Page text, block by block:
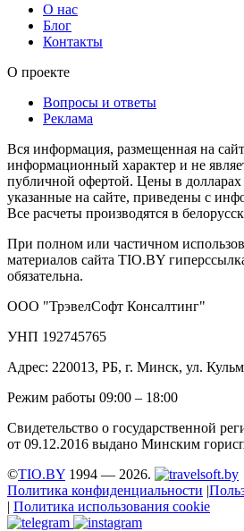
О нас
Блог
Контакты
О проекте
Вопросы и ответы
Реклама
Вся информация, размещенная на
информационный характер и не
публичной офертой. Цены в
указанные на сайте, приведены с
Все расчеты производятся в
При полном или частичном
материалов сайта TIO.BY
обязательна.
ООО "ТрэвелСофт Консалтинг"
УНП 192745765
Адрес: 220013, РБ, г. Минск, ул.
Режим работы 09:00 – 18:00
Свидетельство о государственной
от 09.12.2016 выдано Минским
©TIO.BY 1994 — 2026.
Политика конфиденциальности |
| Политика использования cookie